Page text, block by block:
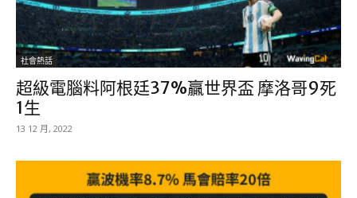
社會熱話
超級電腦料阿根廷37%贏世界盃 摩洛哥9死
1生
13 12 月, 2022